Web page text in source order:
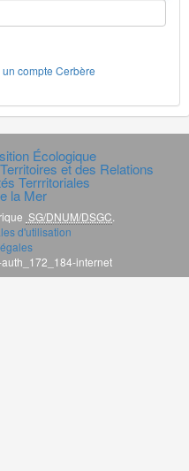
compte Cerbère
Écologique
et des Relations
Terrritoriales
la Mer
SG/DNUM/DSGC.
d'utilisation
internet